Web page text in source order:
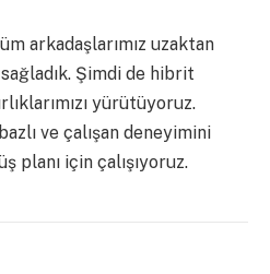
arkadaşlarımız uzaktan
sağladık. Şimdi de hibrit
yürütüyoruz.
ve çalışan deneyimini
planı için çalışıyoruz.